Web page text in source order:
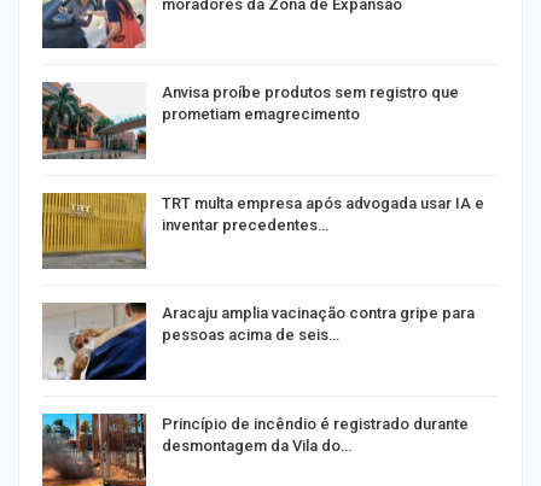
moradores da Zona de Expansão
Anvisa proíbe produtos sem registro que
prometiam emagrecimento
TRT multa empresa após advogada usar IA e
inventar precedentes…
Aracaju amplia vacinação contra gripe para
pessoas acima de seis…
Princípio de incêndio é registrado durante
desmontagem da Vila do…